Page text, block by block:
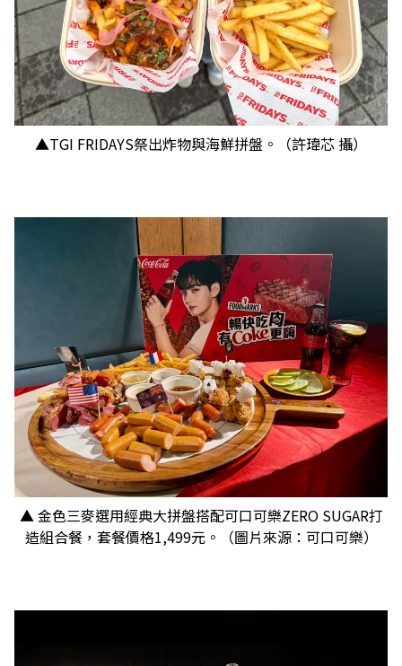
▲TGI FRIDAYS祭出炸物與海鮮拼盤。（許瑋芯 攝）
▲ 金色三麥選用經典大拼盤搭配可口可樂ZERO SUGAR打
造組合餐，套餐價格1,499元。（圖片來源：可口可樂）